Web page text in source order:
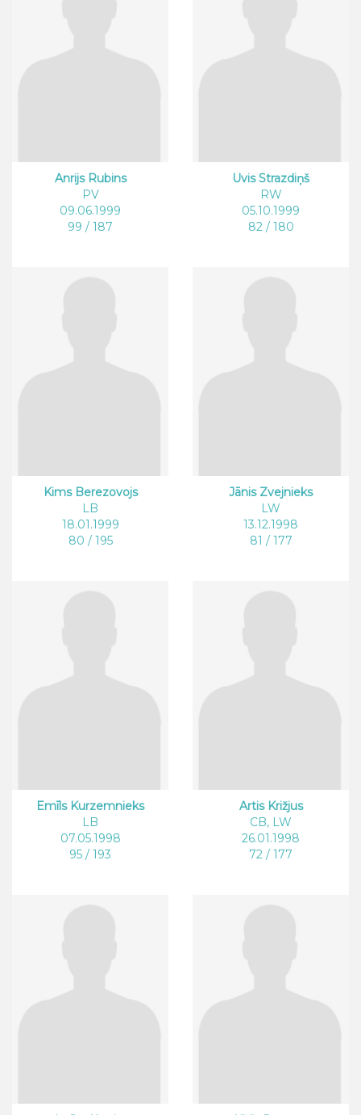
Anrijs Rubins
PV
09.06.1999
99 / 187
Uvis Strazdiņš
RW
05.10.1999
82 / 180
Kims Berezovojs
LB
18.01.1999
80 / 195
Jānis Zvejnieks
LW
13.12.1998
81 / 177
Emīls Kurzemnieks
LB
07.05.1998
95 / 193
Artis Križjus
CB, LW
26.01.1998
72 / 177